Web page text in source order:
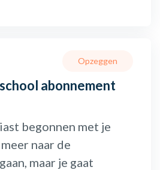
abonnement
Opzeggen
begonnen met je
naar de
maar je gaat